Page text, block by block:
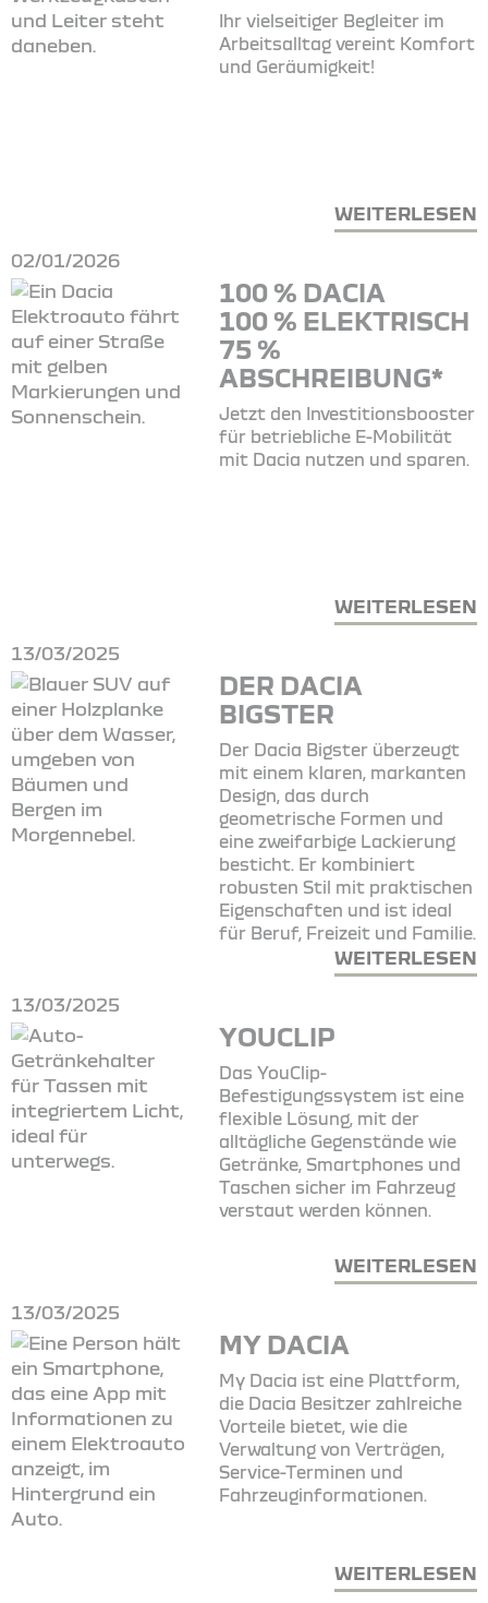
Ihr vielseitiger Begleiter im
Arbeitsalltag vereint Komfort
und Geräumigkeit!
WEITERLESEN
02/01/2026
100 % DACIA
100 % ELEKTRISCH
75 %
ABSCHREIBUNG*
Jetzt den Investitionsbooster
für betriebliche E-Mobilität
mit Dacia nutzen und sparen.
WEITERLESEN
13/03/2025
DER DACIA
BIGSTER
Der Dacia Bigster überzeugt
mit einem klaren, markanten
Design, das durch
geometrische Formen und
eine zweifarbige Lackierung
besticht. Er kombiniert
robusten Stil mit praktischen
Eigenschaften und ist ideal
für Beruf, Freizeit und Familie.
WEITERLESEN
13/03/2025
YOUCLIP
Das YouClip-
Befestigungssystem ist eine
flexible Lösung, mit der
alltägliche Gegenstände wie
Getränke, Smartphones und
Taschen sicher im Fahrzeug
verstaut werden können.
WEITERLESEN
13/03/2025
MY DACIA
My Dacia ist eine Plattform,
die Dacia Besitzer zahlreiche
Vorteile bietet, wie die
Verwaltung von Verträgen,
Service-Terminen und
Fahrzeuginformationen.
WEITERLESEN